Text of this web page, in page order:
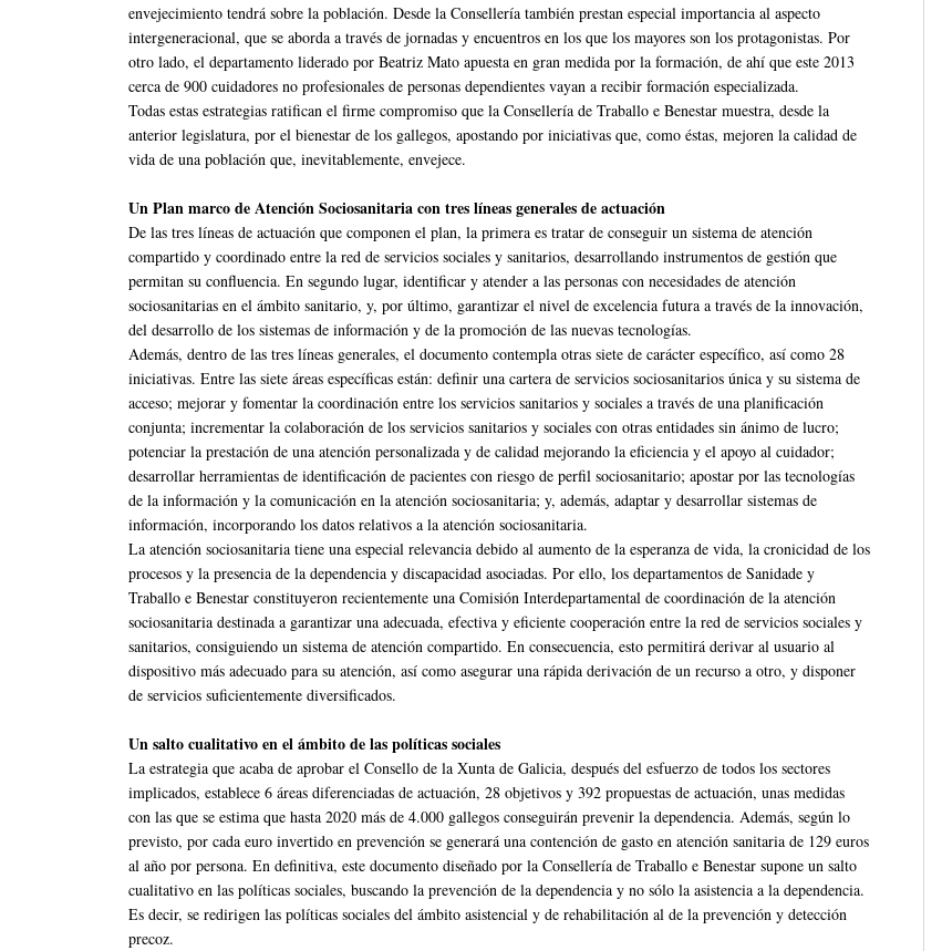
envejecimiento tendrá sobre la población. Desde la Consellería también prestan especial importancia al aspecto
intergeneracional, que se aborda a través de jornadas y encuentros en los que los mayores son los protagonistas. Por
otro lado, el departamento liderado por Beatriz Mato apuesta en gran medida por la formación, de ahí que este 2013
cerca de 900 cuidadores no profesionales de personas dependientes vayan a recibir formación especializada.
Todas estas estrategias ratifican el firme compromiso que la Consellería de Traballo e Benestar muestra, desde la
anterior legislatura, por el bienestar de los gallegos, apostando por iniciativas que, como éstas, mejoren la calidad de
vida de una población que, inevitablemente, envejece.
Un Plan marco de Atención Sociosanitaria con tres líneas generales de actuación
De las tres líneas de actuación que componen el plan, la primera es tratar de conseguir un sistema de atención
compartido y coordinado entre la red de servicios sociales y sanitarios, desarrollando instrumentos de gestión que
permitan su confluencia. En segundo lugar, identificar y atender a las personas con necesidades de atención
sociosanitarias en el ámbito sanitario, y, por último, garantizar el nivel de excelencia futura a través de la innovación,
del desarrollo de los sistemas de información y de la promoción de las nuevas tecnologías.
Además, dentro de las tres líneas generales, el documento contempla otras siete de carácter específico, así como 28
iniciativas. Entre las siete áreas específicas están: definir una cartera de servicios sociosanitarios única y su sistema de
acceso; mejorar y fomentar la coordinación entre los servicios sanitarios y sociales a través de una planificación
conjunta; incrementar la colaboración de los servicios sanitarios y sociales con otras entidades sin ánimo de lucro;
potenciar la prestación de una atención personalizada y de calidad mejorando la eficiencia y el apoyo al cuidador;
desarrollar herramientas de identificación de pacientes con riesgo de perfil sociosanitario; apostar por las tecnologías
de la información y la comunicación en la atención sociosanitaria; y, además, adaptar y desarrollar sistemas de
información, incorporando los datos relativos a la atención sociosanitaria.
La atención sociosanitaria tiene una especial relevancia debido al aumento de la esperanza de vida, la cronicidad de los
procesos y la presencia de la dependencia y discapacidad asociadas. Por ello, los departamentos de Sanidade y
Traballo e Benestar constituyeron recientemente una Comisión Interdepartamental de coordinación de la atención
sociosanitaria destinada a garantizar una adecuada, efectiva y eficiente cooperación entre la red de servicios sociales y
sanitarios, consiguiendo un sistema de atención compartido. En consecuencia, esto permitirá derivar al usuario al
dispositivo más adecuado para su atención, así como asegurar una rápida derivación de un recurso a otro, y disponer
de servicios suficientemente diversificados.
Un salto cualitativo en el ámbito de las políticas sociales
La estrategia que acaba de aprobar el Consello de la Xunta de Galicia, después del esfuerzo de todos los sectores
implicados, establece 6 áreas diferenciadas de actuación, 28 objetivos y 392 propuestas de actuación, unas medidas
con las que se estima que hasta 2020 más de 4.000 gallegos conseguirán prevenir la dependencia. Además, según lo
previsto, por cada euro invertido en prevención se generará una contención de gasto en atención sanitaria de 129 euros
al año por persona. En definitiva, este documento diseñado por la Consellería de Traballo e Benestar supone un salto
cualitativo en las políticas sociales, buscando la prevención de la dependencia y no sólo la asistencia a la dependencia.
Es decir, se redirigen las políticas sociales del ámbito asistencial y de rehabilitación al de la prevención y detección
precoz.